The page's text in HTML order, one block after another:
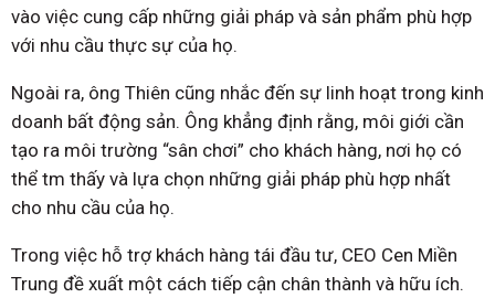
vào việc cung cấp những giải pháp và sản phẩm phù hợp
với nhu cầu thực sự của họ.
Ngoài ra, ông Thiên cũng nhắc đến sự linh hoạt trong kinh
doanh bất động sản. Ông khẳng định rằng, môi giới cần
tạo ra môi trường “sân chơi” cho khách hàng, nơi họ có
thể tm thấy và lựa chọn những giải pháp phù hợp nhất
cho nhu cầu của họ.
Trong việc hỗ trợ khách hàng tái đầu tư, CEO Cen Miền
Trung đề xuất một cách tiếp cận chân thành và hữu ích.